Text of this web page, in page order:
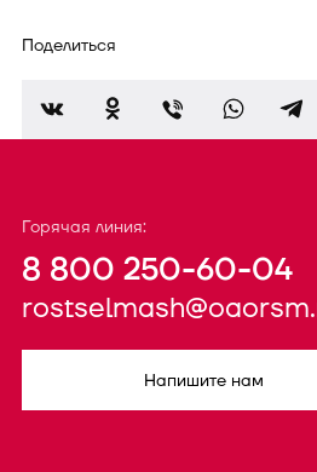
Поделиться
Горячая линия:
8 800 250-60-04
Напишите нам